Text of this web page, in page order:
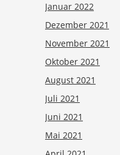
Januar 2022
Dezember 2021
November 2021
Oktober 2021
August 2021
Juli 2021
Juni 2021
Mai 2021